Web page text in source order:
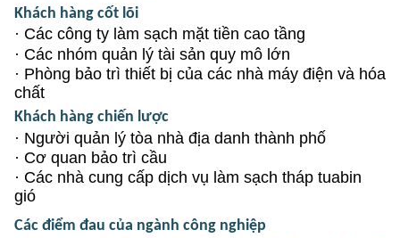
Khách hàng cốt lõi
· Các công ty làm sạch mặt tiền cao tầng
· Các nhóm quản lý tài sản quy mô lớn
· Phòng bảo trì thiết bị của các nhà máy điện và hóa
chất
Khách hàng chiến lược
· Người quản lý tòa nhà địa danh thành phố
· Cơ quan bảo trì cầu
· Các nhà cung cấp dịch vụ làm sạch tháp tuabin
gió
Các điểm đau của ngành công nghiệp